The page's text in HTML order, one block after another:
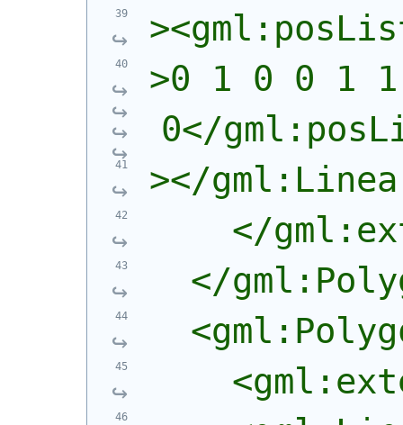
>0 1 0 0 1
0</
></
</
</